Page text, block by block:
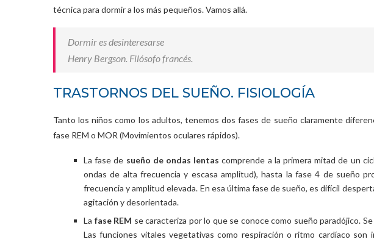
técnica para dormir a los más pequeños. Vamos allá.
Dormir es desinteresarse
Henry Bergson. Filósofo francés.
TRASTORNOS DEL SUEÑO. FISIOLOGÍA
Tanto los niños como los adultos, tenemos dos fases de sueño claramente
fase REM o MOR (Movimientos oculares rápidos).
La fase de sueño de ondas lentas comprende a la primera mitad de un
ondas de alta frecuencia y escasa amplitud), hasta la fase 4 de sueño
frecuencia y amplitud elevada. En esa última fase de sueño, es difícil
agitación y desorientada.
La fase REM se caracteriza por lo que se conoce como sueño paradójico.
Las funciones vitales vegetativas como respiración o ritmo cardíaco son